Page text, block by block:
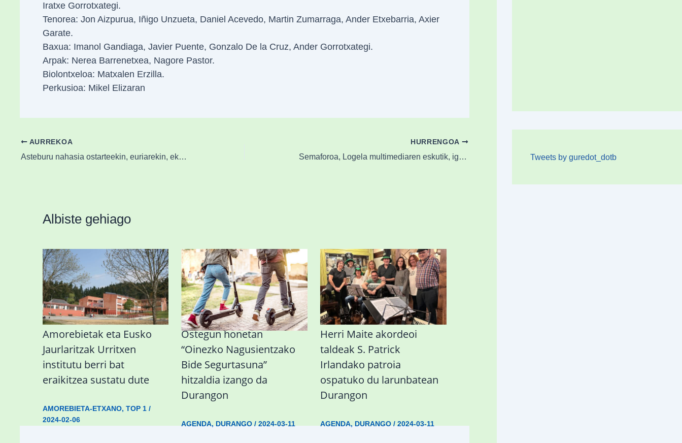
Iratxe Gorrotxategi.
Tenorea: Jon Aizpurua, Iñigo Unzueta, Daniel Acevedo, Martin Zumarraga, Ander Etxebarria, Axier
Garate.
Baxua: Imanol Gandiaga, Javier Puente, Gonzalo De la Cruz, Ander Gorrotxategi.
Arpak: Nerea Barrenetxea, Nagore Pastor.
Biolontxeloa: Matxalen Erzilla.
Perkusioa: Mikel Elizaran
AURREKOA
Asteburu nahasia ostarteekin, euriarekin, ekaitzekin eta hotzarekin
HURRENGOA
Semaforoa, Logela multimediaren eskutik, igandean Durangon
Albiste gehiago
Amorebietak eta Eusko
Jaurlaritzak Urritxen
institutu berri bat
eraikitzea sustatu dute
AMOREBIETA-ETXANO, TOP 1/
2024-02-06
Ostegun honetan
“Oinezko Nagusientzako
Bide Segurtasuna”
hitzaldia izango da
Durangon
AGENDA, DURANGO /2024-03-11
Herri Maite akordeoi
taldeak S. Patrick
Irlandako patroia
ospatuko du larunbatean
Durangon
AGENDA, DURANGO /2024-03-11
Tweets by guredot_dotb